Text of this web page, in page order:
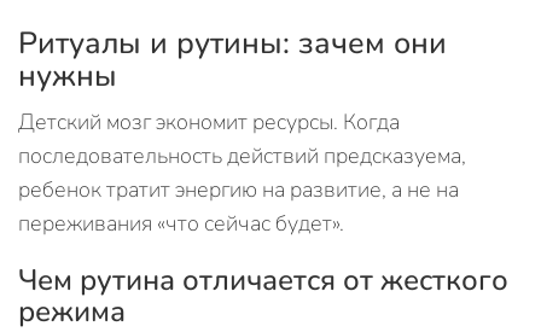
Ритуалы и рутины: зачем они
нужны
Детский мозг экономит ресурсы. Когда
последовательность действий предсказуема,
ребенок тратит энергию на развитие, а не на
переживания «что сейчас будет».
Чем рутина отличается от жесткого
режима